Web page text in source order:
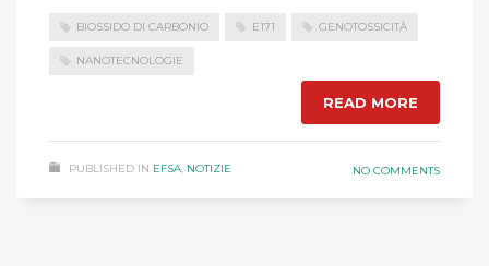
BIOSSIDO DI CARBONIO E171 GENOTOSSICITÀ
NANOTECNOLOGIE
READ MORE
PUBLISHED IN EFSA, NOTIZIE NO COMMENTS